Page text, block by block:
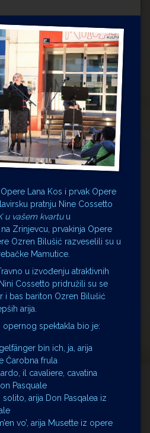
Lana Kos i prvak Opere
pratnju Nine Cossetto
u vašem kvartuu
Zrinjevcu, prvakinja Opere
Ozren Bilušić razveselili su u
Mamutice.
u izvođenju atraktivnih
Cossetto pridružili su se
i bas bariton Ozren Bilušić
arija.
spektakla bio je:
bin ich, ja, arija
Čarobna frula
il cavaliere, cavatina
Pasquale
arija Don Pasqalea iz
vo’, arija Musette iz opere